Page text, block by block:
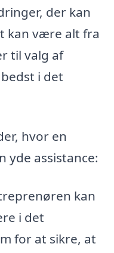
der kan
kan være alt fra
til valg af
i det
hvor en
yde assistance:
kan
i det
for at sikre, at